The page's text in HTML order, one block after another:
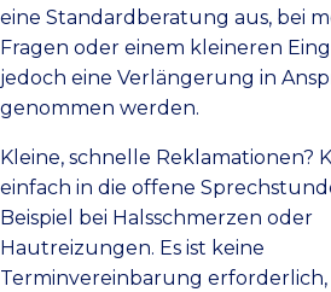
eine Standardberatung aus, bei
Fragen oder einem kleineren
jedoch eine Verlängerung in
genommen werden.
Kleine, schnelle Reklamationen?
einfach in die offene
Beispiel bei Halsschmerzen oder
Hautreizungen. Es ist keine
Terminvereinbarung erforderlich,